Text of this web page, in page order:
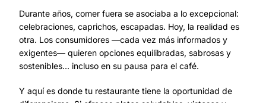
Durante años, comer fuera se asociaba a lo excepcional:
celebraciones, caprichos, escapadas. Hoy, la realidad es
otra. Los consumidores —cada vez más informados y
exigentes— quieren opciones equilibradas, sabrosas y
sostenibles... incluso en su pausa para el café.
Y aquí es donde tu restaurante tiene la oportunidad de